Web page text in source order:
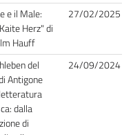
e il Male:
Herz" di
Hauff
27/02/2025
del
Antigone
dalla
di
24/09/2024